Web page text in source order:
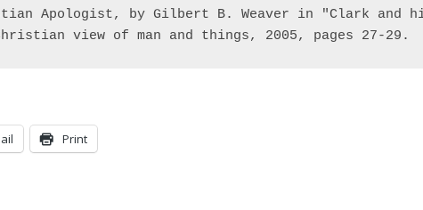
Apologist, by Gilbert B. Weaver in "Clark and
view of man and things, 2005, pages 27-29.
Print